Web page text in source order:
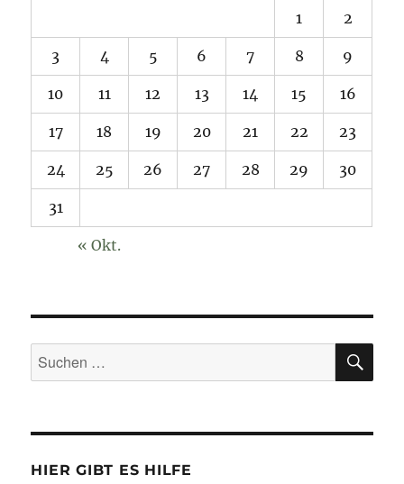
1 2
3 4 5 6 7 8 9
10 11 12 13 14 15 16
17 18 19 20 21 22 23
24 25 26 27 28 29 30
31
« Okt.
Suchen
nach:
HIER GIBT ES HILFE